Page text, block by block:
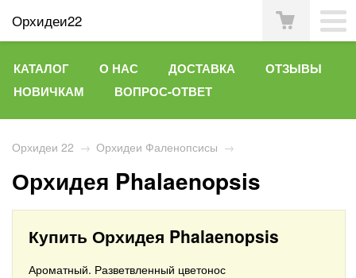
Орхидеи22
КАТАЛОГ О НАС ДОСТАВКА
ОТЗЫВЫ
НОВИЧКАМ
ВОПРОС-ОТВЕТ
Орхидеи 22 → Орхидеи Фаленопсисы →
Орхидея Phalaenopsis
Купить Орхидея Phalaenopsis
Ароматный. Разветвленный цветонос